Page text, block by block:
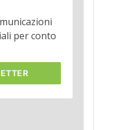
per conto